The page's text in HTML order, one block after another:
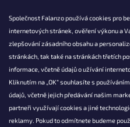
Společnost Falanzo používá cookies pro
internetových stránek, ověření výkonu a
zlepšování zásadního obsahu a
stránkách, tak také na stránkách třetích
informace, včetně údajů o užívání
Kliknutím na „OK“ souhlasíte s
údajů, včetně jejich předávání našim
partneři využívají cookies a jiné
reklamy. Pokud to odmítnete budeme
KONTAKT
info@falanzo.cz
Falanzo.cz
FalanzoCZ